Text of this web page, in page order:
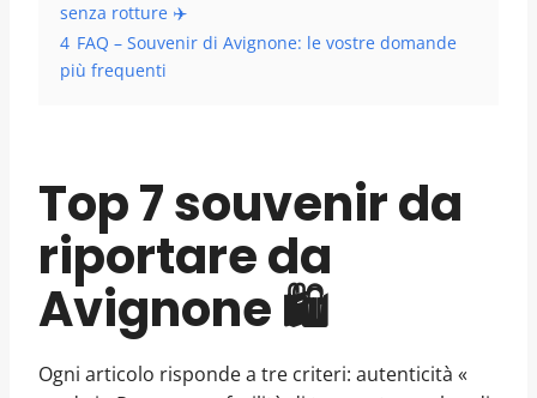
senza rotture ✈️
4 FAQ – Souvenir di Avignone: le vostre domande
più frequenti
Top 7 souvenir da
riportare da
Avignone 🛍️
Ogni articolo risponde a tre criteri: autenticità «